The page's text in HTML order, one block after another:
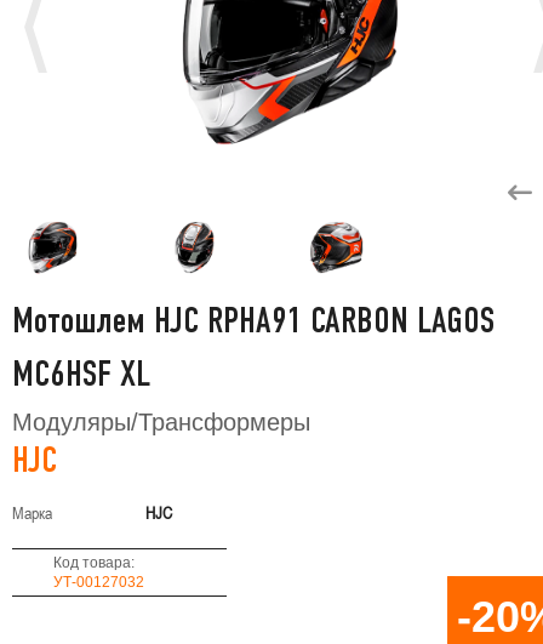
Мотошлем HJC RPHA91 CARBON LAGOS
MC6HSF XL
Модуляры/Трансформеры
HJC
Марка HJC
Код товара:
УТ-00127032
-